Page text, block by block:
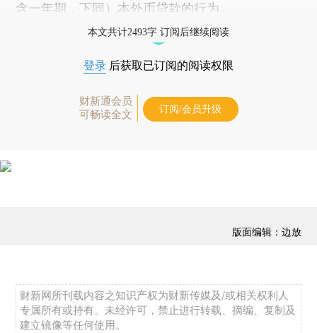
含一年期，下同）本外币贷款的行为。
本文共计2493字 订阅后继续阅读
登录 后获取已订阅的阅读权限
财新通会员
可畅读全文
订阅/会员升级
版面编辑：边放
财新网所刊载内容之知识产权为财新传媒及/或相关权利人
专属所有或持有。未经许可，禁止进行转载、摘编、复制及
建立镜像等任何使用。